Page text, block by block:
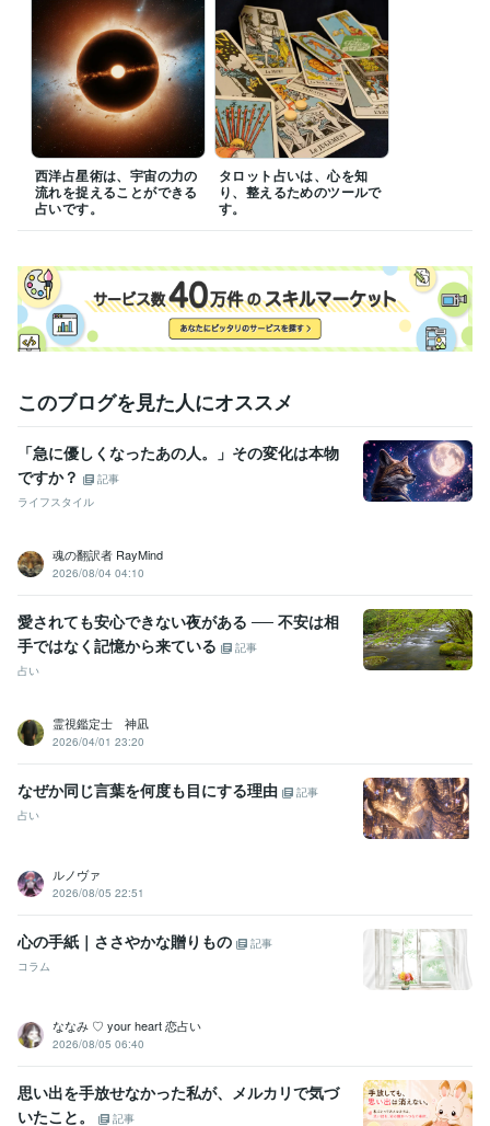
西洋占星術は、宇宙の力の
流れを捉えることができる
占いです。
タロット占いは、心を知
り、整えるためのツールで
す。
このブログを見た人にオススメ
「急に優しくなったあの人。」その変化は本物
ですか？
記事
ライフスタイル
魂の翻訳者 RayMind
2026/08/04 04:10
愛されても安心できない夜がある ── 不安は相
手ではなく記憶から来ている
記事
占い
霊視鑑定士 神凪
2026/04/01 23:20
なぜか同じ言葉を何度も目にする理由
記事
占い
ルノヴァ
2026/08/05 22:51
心の手紙｜ささやかな贈りもの
記事
コラム
ななみ ♡ your heart 恋占い
2026/08/05 06:40
思い出を手放せなかった私が、メルカリで気づ
いたこと。
記事